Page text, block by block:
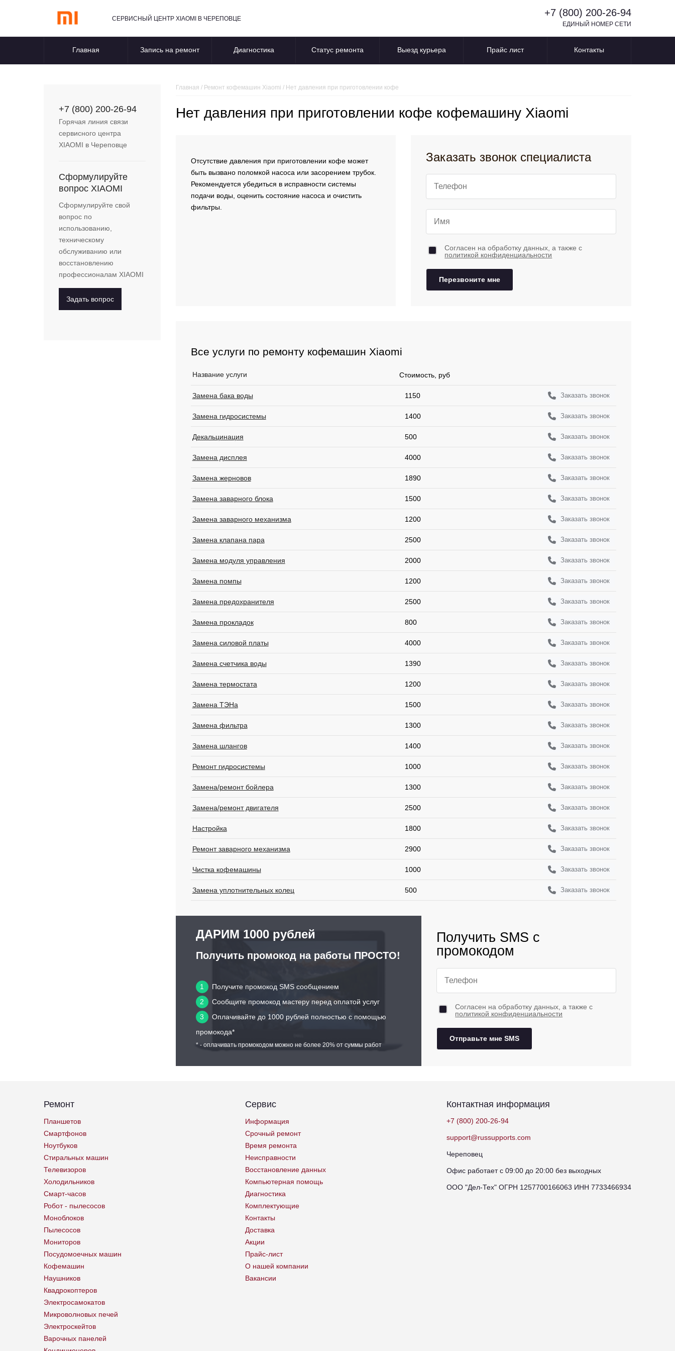
СЕРВИСНЫЙ ЦЕНТР XIAOMI В ЧЕРЕПОВЦЕ
+7 (800) 200-26-94
ЕДИНЫЙ НОМЕР СЕТИ
Главная Запись на ремонт Диагностика Статус ремонта Выезд курьера Прайс лист Контакты
+7 (800) 200-26-94
Горячая линия связи
сервисного центра
XIAOMI в Череповце
Сформулируйте
вопрос XIAOMI
Сформулируйте свой
вопрос по
использованию,
техническому
обслуживанию или
восстановлению
профессионалам XIAOMI
Задать вопрос
Главная / Ремонт кофемашин Xiaomi / Нет давления при приготовлении кофе
Нет давления при приготовлении кофе кофемашину Xiaomi
Отсутствие давления при приготовлении кофе может
быть вызвано поломкой насоса или засорением трубок.
Рекомендуется убедиться в исправности системы
подачи воды, оценить состояние насоса и очистить
фильтры.
Заказать звонок специалиста
Согласен на обработку данных, а также с
политикой конфиденциальности
Перезвоните мне
Все услуги по ремонту кофемашин Xiaomi
Название услуги Стоимость, руб
Замена бака воды 1150 Заказать звонок
Замена гидросистемы 1400 Заказать звонок
Декальцинация 500 Заказать звонок
Замена дисплея 4000 Заказать звонок
Замена жерновов 1890 Заказать звонок
Замена заварного блока 1500 Заказать звонок
Замена заварного механизма 1200 Заказать звонок
Замена клапана пара 2500 Заказать звонок
Замена модуля управления 2000 Заказать звонок
Замена помпы 1200 Заказать звонок
Замена предохранителя 2500 Заказать звонок
Замена прокладок 800 Заказать звонок
Замена силовой платы 4000 Заказать звонок
Замена счетчика воды 1390 Заказать звонок
Замена термостата 1200 Заказать звонок
Замена ТЭНа 1500 Заказать звонок
Замена фильтра 1300 Заказать звонок
Замена шлангов 1400 Заказать звонок
Ремонт гидросистемы 1000 Заказать звонок
Замена/ремонт бойлера 1300 Заказать звонок
Замена/ремонт двигателя 2500 Заказать звонок
Настройка 1800 Заказать звонок
Ремонт заварного механизма 2900 Заказать звонок
Чистка кофемашины 1000 Заказать звонок
Замена уплотнительных колец 500 Заказать звонок
ДАРИМ 1000 рублей
Получить промокод на работы ПРОСТО!
1
Получите промокод SMS сообщением
2
Сообщите промокод мастеру перед оплатой услуг
3
Оплачивайте до 1000 рублей полностью с помощью
промокода*
* - оплачивать промокодом можно не более 20% от суммы работ
Получить SMS с
промокодом
Согласен на обработку данных, а также с
политикой конфиденциальности
Отправьте мне SMS
Ремонт
Планшетов
Смартфонов
Ноутбуков
Стиральных машин
Телевизоров
Холодильников
Смарт-часов
Робот - пылесосов
Моноблоков
Пылесосов
Мониторов
Посудомоечных машин
Кофемашин
Наушников
Квадрокоптеров
Электросамокатов
Микроволновых печей
Электроскейтов
Варочных панелей
Сервис
Информация
Срочный ремонт
Время ремонта
Неисправности
Восстановление данных
Компьютерная помощь
Диагностика
Комплектующие
Контакты
Доставка
Акции
Прайс-лист
О нашей компании
Вакансии
Контактная информация
+7 (800) 200-26-94
support@russupports.com
Череповец
Офис работает с 09:00 до 20:00 без выходных
ООО "Дел-Тех" ОГРН 1257700166063 ИНН 7733466934